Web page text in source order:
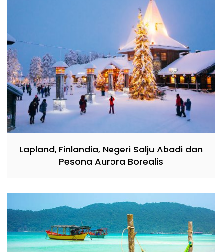
Lapland, Finlandia, Negeri Salju Abadi dan
Pesona Aurora Borealis